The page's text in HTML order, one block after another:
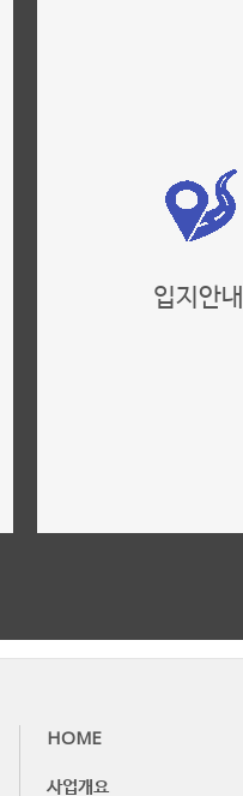
입지안내
HOME
사업개요